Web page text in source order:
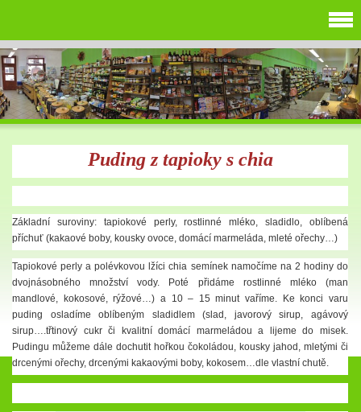
Puding z tapioky s chia
Základní suroviny: tapiokové perly, rostlinné mléko, sladidlo, oblíbená
příchuť (kakaové boby, kousky ovoce, domácí marmeláda, mleté ořechy…)
Tapiokové perly a polévkovou lžíci chia semínek namočíme na 2 hodiny do
dvojnásobného množství vody. Poté přidáme rostlinné mléko (man
mandlové, kokosové, rýžové…) a 10 – 15 minut vaříme. Ke konci varu
puding osladíme oblíbeným sladidlem (slad, javorový sirup, agávový
sirup….třtinový cukr či kvalitní domácí marmeládou a lijeme do misek.
Pudingu můžeme dále dochutit hořkou čokoládou, kousky jahod, mletými či
drcenými ořechy, drcenými kakaovými boby, kokosem…dle vlastní chutě.